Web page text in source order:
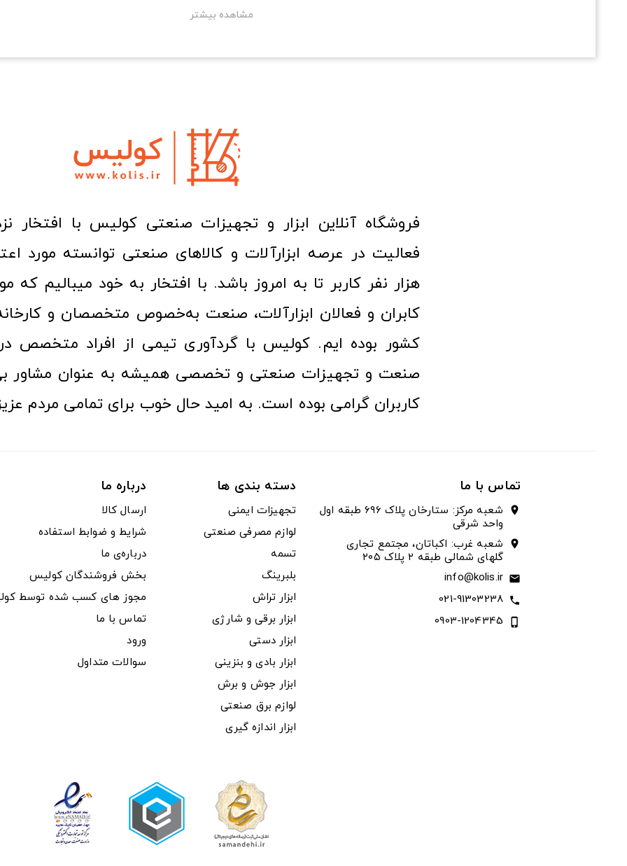
مشاهده بیشتر
هزار نفر کاربر تا به امروز باشد. با افتخار به خود میبالیم که
کابران و فعالان ابزارآلات، صنعت به‌خصوص متخصصان و
کشور بوده ایم. کولیس با گردآوری تیمی از افراد متخصص در
صنعت و تجهیزات صنعتی و تخصصی همیشه به عنوان مشاور
کاربران گرامی بوده است. به امید حال خوب برای تمامی مردم
تماس با ما
location_on
شعبه مرکز: ستارخان پلاک ۶۹۶ طبقه اول
واحد شرقی
location_on
شعبه غرب: اکباتان، مجتمع تجاری
گلهای شمالی طبقه ۲ پلاک ۲۰۵
email
info@kolis.ir
call
021-91303238
phone_iphone
0903-1204345
دسته بندی ها
تجهیزات ایمنی
لوازم مصرفی صنعتی
تسمه
بلبرینگ
ابزار تراش
ابزار برقی و شارژی
ابزار دستی
ابزار بادی و بنزینی
ابزار جوش و برش
لوازم برق صنعتی
ابزار اندازه گیری
درباره ما
ارسال کالا
شرایط و ضوابط استفاده
درباره‌ی ما
بخش فروشندگان کولیس
مجوز های کسب شده توسط
تماس با ما
ورود
سوالات متداول